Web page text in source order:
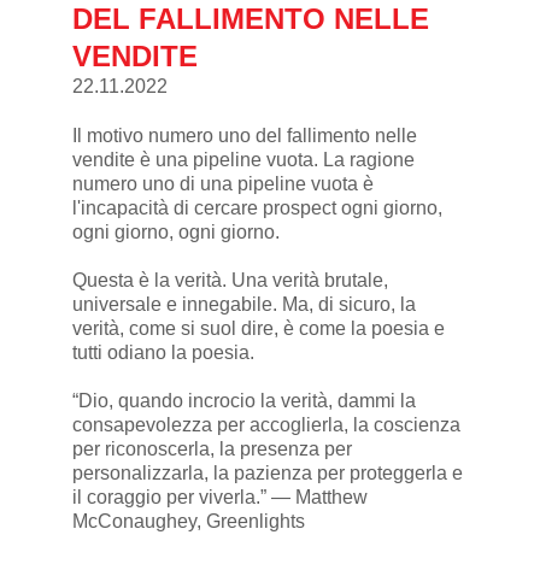
DEL FALLIMENTO NELLE
VENDITE
22.11.2022
Il motivo numero uno del fallimento nelle
vendite è una pipeline vuota. La ragione
numero uno di una pipeline vuota è
l'incapacità di cercare prospect ogni giorno,
ogni giorno, ogni giorno.
Questa è la verità. Una verità brutale,
universale e innegabile. Ma, di sicuro, la
verità, come si suol dire, è come la poesia e
tutti odiano la poesia.
“Dio, quando incrocio la verità, dammi la
consapevolezza per accoglierla, la coscienza
per riconoscerla, la presenza per
personalizzarla, la pazienza per proteggerla e
il coraggio per viverla.” ― Matthew
McConaughey, Greenlights